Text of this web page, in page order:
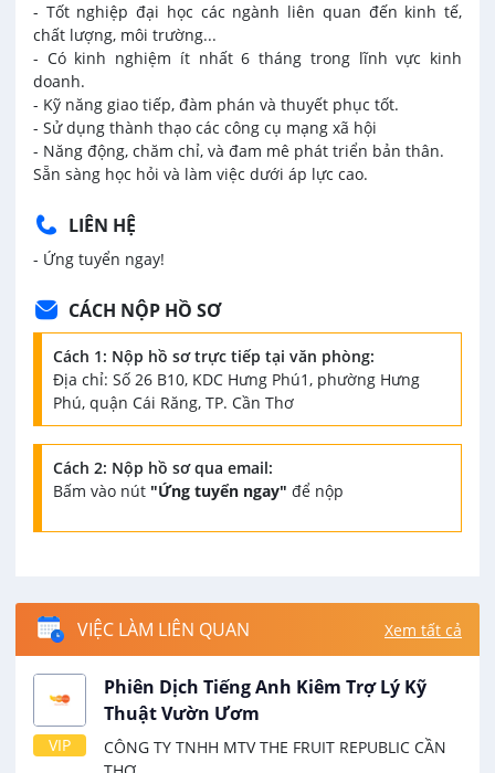
- Tốt nghiệp đại học các ngành liên quan đến kinh tế,
chất lượng, môi trường...
- Có kinh nghiệm ít nhất 6 tháng trong lĩnh vực kinh
doanh.
- Kỹ năng giao tiếp, đàm phán và thuyết phục tốt.
- Sử dụng thành thạo các công cụ mạng xã hội
- Năng động, chăm chỉ, và đam mê phát triển bản thân.
Sẵn sàng học hỏi và làm việc dưới áp lực cao.
LIÊN HỆ
- Ứng tuyển ngay!
CÁCH NỘP HỒ SƠ
Cách 1: Nộp hồ sơ trực tiếp tại văn phòng:
Địa chỉ: Số 26 B10, KDC Hưng Phú1, phường Hưng
Phú, quận Cái Răng, TP. Cần Thơ
Cách 2: Nộp hồ sơ qua email:
Bấm vào nút "Ứng tuyển ngay" để nộp
VIỆC LÀM LIÊN QUAN Xem tất cả
VIP
Phiên Dịch Tiếng Anh Kiêm Trợ Lý Kỹ
Thuật Vườn Ươm
CÔNG TY TNHH MTV THE FRUIT REPUBLIC CẦN